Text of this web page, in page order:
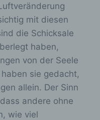
mit diesen
die Schicksale
haben,
von der Seele
sie gedacht,
allein. Der Sinn
andere ohne
wie viel